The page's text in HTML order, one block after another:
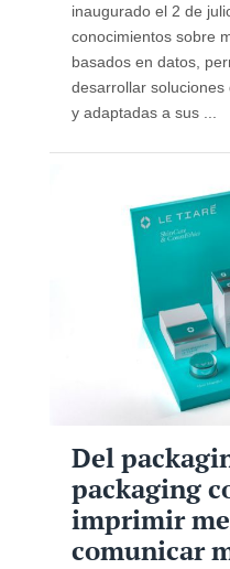
inaugurado el 2 de
conocimientos sobre
basados en datos,
desarrollar
y adaptadas a sus ...
Del
packaging
imprimir
comunicar